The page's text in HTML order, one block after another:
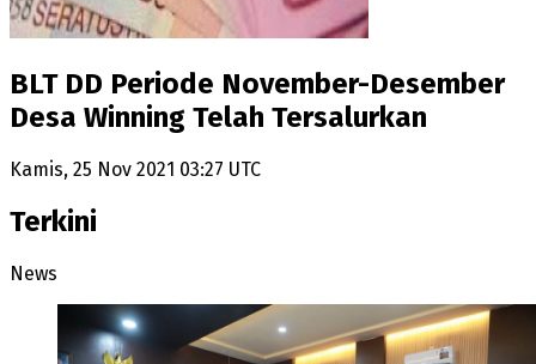
BLT DD Periode November-Desember
Desa Winning Telah Tersalurkan
Kamis, 25 Nov 2021 03:27 UTC
Terkini
News